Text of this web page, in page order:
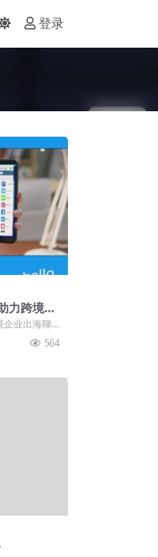
登录
力跨境企
业出海聊
564